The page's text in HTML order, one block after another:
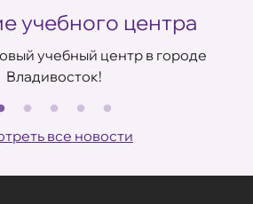
учебного центра
учебный центр в городе
Владивосток!
все новости